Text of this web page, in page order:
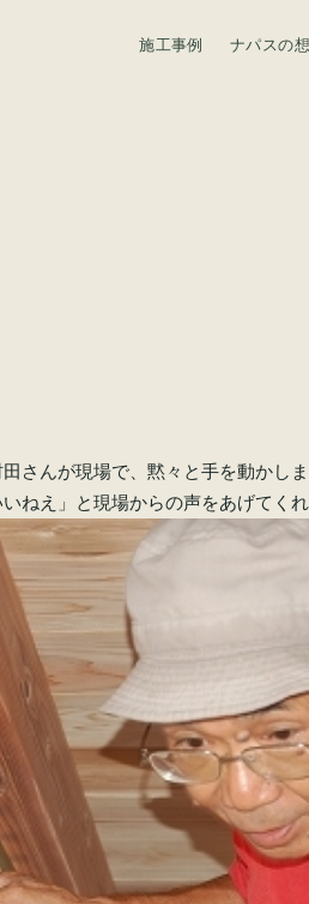
施工事例 ナパスの
さんが現場で、黙々と手を動かし
ねえ」と現場からの声をあげてくれ